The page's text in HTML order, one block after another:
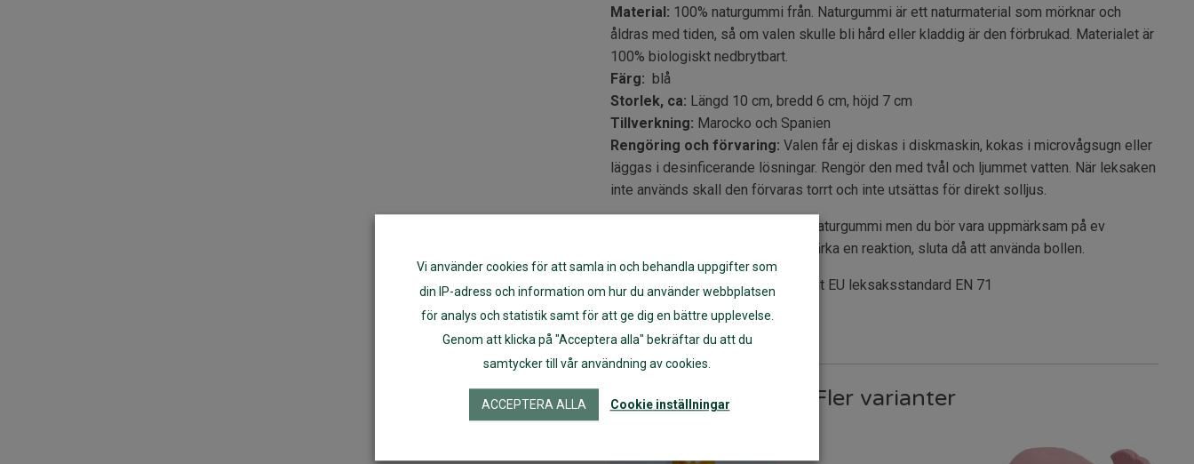
Material: 100% naturgummi från. Naturgummi är ett naturmaterial som mörknar och
åldras med tiden, så om valen skulle bli hård eller kladdig är den förbrukad. Materialet är
100% biologiskt nedbrytbart.
Färg: blå
Storlek, ca: Längd 10 cm, bredd 6 cm, höjd 7 cm
Tillverkning: Marocko och Spanien
Rengöring och förvaring: Valen får ej diskas i diskmaskin, kokas i microvågsugn eller
läggas i desinficerande lösningar. Rengör den med tvål och ljummet vatten. När leksaken
inte används skall den förvaras torrt och inte utsättas för direkt solljus.
Väldigt få barn är allergiska mot naturgummi men du bör vara uppmärksam på ev
allergiska reaktioner. Skulle du märka en reaktion, sluta då att använda bollen.
Valen är testad och godkänd enligt EU leksaksstandard EN 71
Artikelnr:57028
Fler varianter
Vi använder cookies för att samla in och behandla uppgifter som
din IP-adress och information om hur du använder webbplatsen
för analys och statistik samt för att ge dig en bättre upplevelse.
Genom att klicka på "Acceptera alla" bekräftar du att du
samtycker till vår användning av cookies.
ACCEPTERA ALLA Cookie inställningar